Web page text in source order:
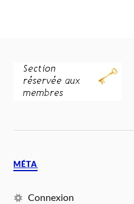
MÉTA
Connexion